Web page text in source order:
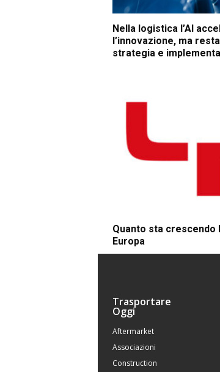
Nella logistica l’AI
l’innovazione, ma
strategia e
Quanto sta crescendo
Europa
Trasportare
Oggi
Aftermarket
Associazioni
Construction